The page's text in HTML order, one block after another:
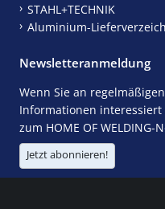
STAHL+TECHNIK
Aluminium-
Newsletteranmeldung
Wenn Sie an
Informationen interessiert
zum HOME OF WELDING-
Jetzt abonnieren!